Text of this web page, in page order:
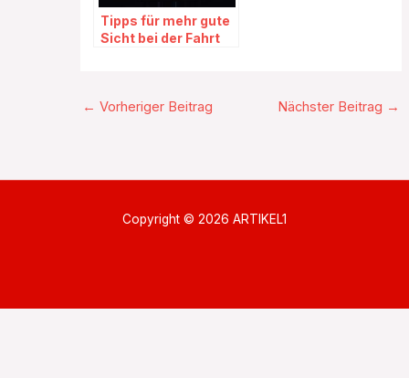
Tipps für mehr gute
Sicht bei der Fahrt
← Vorheriger Beitrag Nächster Beitrag →
Copyright © 2026 ARTIKEL1